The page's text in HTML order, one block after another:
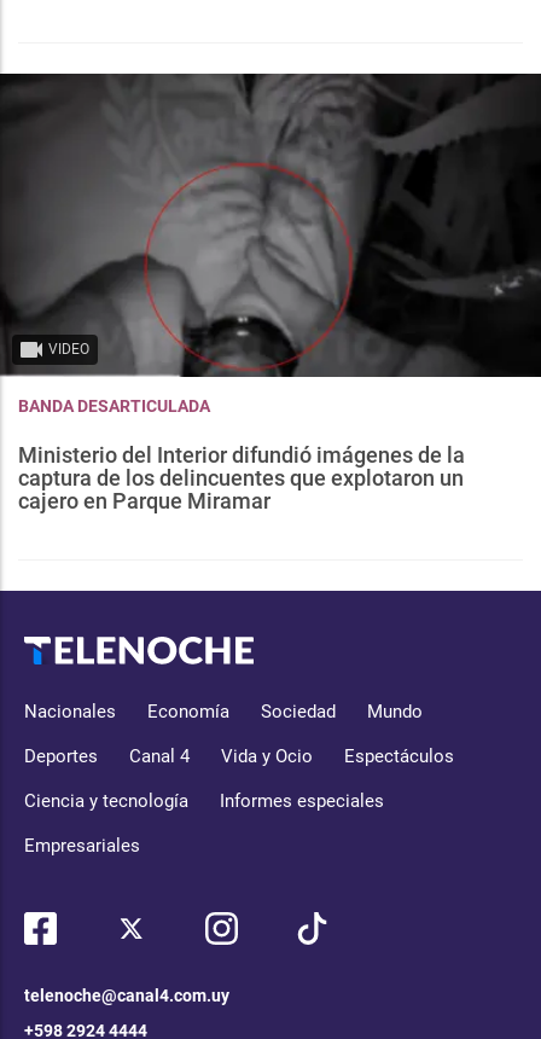
VIDEO
BANDA DESARTICULADA
Ministerio del Interior difundió imágenes de la
captura de los delincuentes que explotaron un
cajero en Parque Miramar
Nacionales Economía Sociedad Mundo
Deportes Canal 4 Vida y Ocio Espectáculos
Ciencia y tecnología Informes especiales
Empresariales
telenoche@canal4.com.uy
+598 2924 4444